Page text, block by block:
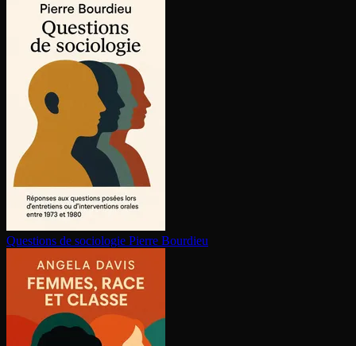
Questions de sociologie Pierre Bourdieu